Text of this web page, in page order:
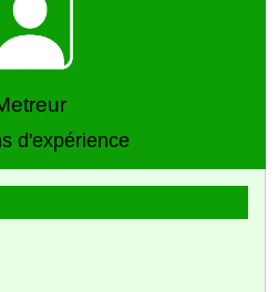
d'expérience